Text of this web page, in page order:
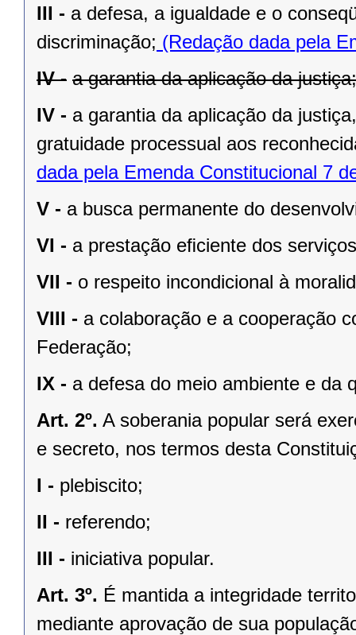
III - a defesa, a igualdade e o
discriminação; (Redação dada pela
IV - a garantia da aplicação da justiça;
IV - a garantia da aplicação da
gratuidade processual aos
dada pela Emenda Constitucional 7
V - a busca permanente do
VI - a prestação eﬁciente dos
VII - o respeito incondicional à
VIII - a colaboração e a cooperação
Federação;
IX - a defesa do meio ambiente e da
Art. 2º. A soberania popular será
e secreto, nos termos desta
I - plebiscito;
II - referendo;
III - iniciativa popular.
Art. 3º. É mantida a integridade
mediante aprovação de sua